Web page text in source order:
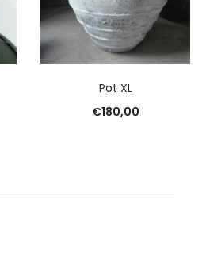
Pot XL
€180,00